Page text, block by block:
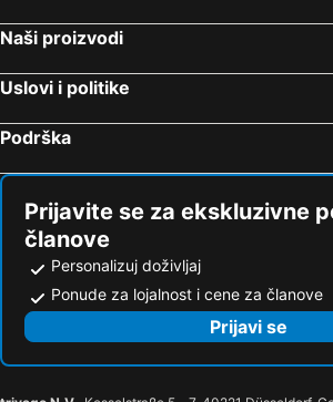
Naši proizvodi
Uslovi i politike
Podrška
Prijavite se za ekskluzivne
članove
Personalizuj doživljaj
Ponude za lojalnost i cene za članove
Prijavi se